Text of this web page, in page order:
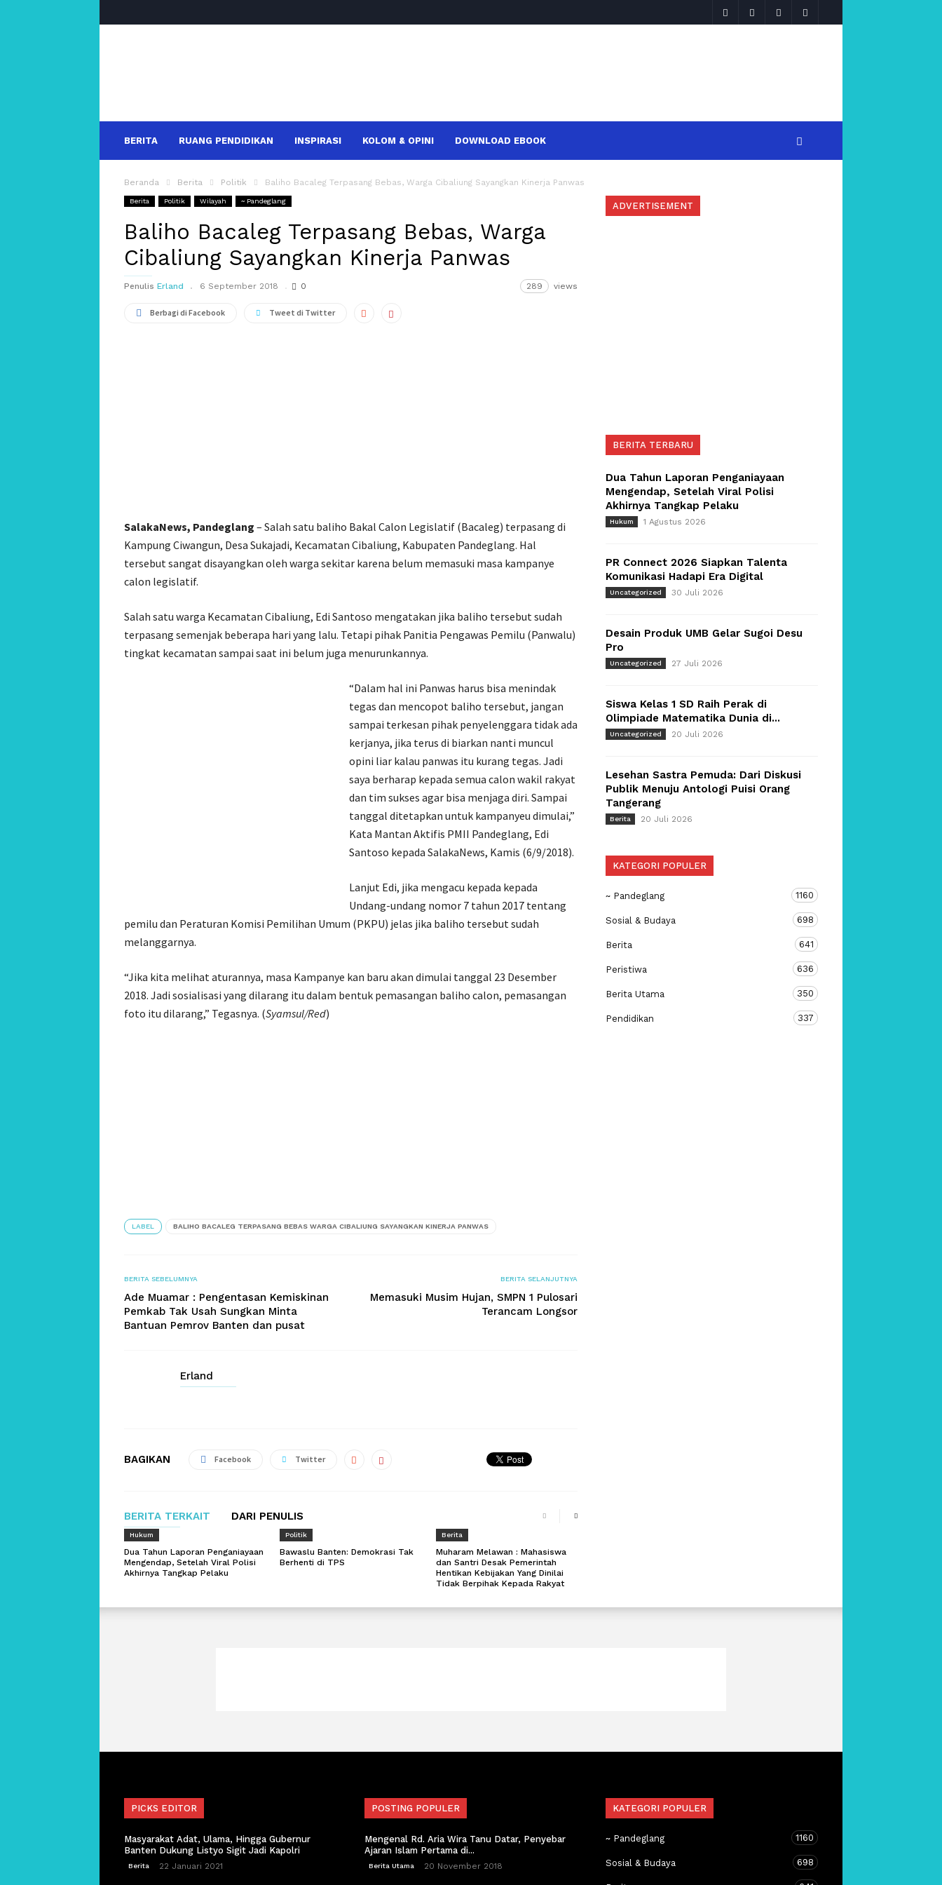
BERITA RUANG PENDIDIKAN INSPIRASI KOLOM & OPINI DOWNLOAD EBOOK
Beranda Berita Politik Baliho Bacaleg Terpasang Bebas, Warga Cibaliung Sayangkan Kinerja Panwas
Berita Politik Wilayah ~ Pandeglang
Baliho Bacaleg Terpasang Bebas, Warga
Cibaliung Sayangkan Kinerja Panwas
Penulis Erland 6 September 2018 0 289 views
Berbagi di Facebook Tweet di Twitter
SalakaNews, Pandeglang – Salah satu baliho Bakal Calon Legislatif (Bacaleg) terpasang di
Kampung Ciwangun, Desa Sukajadi, Kecamatan Cibaliung, Kabupaten Pandeglang. Hal
tersebut sangat disayangkan oleh warga sekitar karena belum memasuki masa kampanye
calon legislatif.
Salah satu warga Kecamatan Cibaliung, Edi Santoso mengatakan jika baliho tersebut sudah
terpasang semenjak beberapa hari yang lalu. Tetapi pihak Panitia Pengawas Pemilu (Panwalu)
tingkat kecamatan sampai saat ini belum juga menurunkannya.
“Dalam hal ini Panwas harus bisa menindak
tegas dan mencopot baliho tersebut, jangan
sampai terkesan pihak penyelenggara tidak ada
kerjanya, jika terus di biarkan nanti muncul
opini liar kalau panwas itu kurang tegas. Jadi
saya berharap kepada semua calon wakil rakyat
dan tim sukses agar bisa menjaga diri. Sampai
tanggal ditetapkan untuk kampanyeu dimulai,”
Kata Mantan Aktifis PMII Pandeglang, Edi
Santoso kepada SalakaNews, Kamis (6/9/2018).
Lanjut Edi, jika mengacu kepada kepada
Undang-undang nomor 7 tahun 2017 tentang
pemilu dan Peraturan Komisi Pemilihan Umum (PKPU) jelas jika baliho tersebut sudah
melanggarnya.
“Jika kita melihat aturannya, masa Kampanye kan baru akan dimulai tanggal 23 Desember
2018. Jadi sosialisasi yang dilarang itu dalam bentuk pemasangan baliho calon, pemasangan
foto itu dilarang,” Tegasnya. (Syamsul/Red)
LABEL BALIHO BACALEG TERPASANG BEBAS WARGA CIBALIUNG SAYANGKAN KINERJA PANWAS
BERITA SEBELUMNYA
Ade Muamar : Pengentasan Kemiskinan
Pemkab Tak Usah Sungkan Minta
Bantuan Pemrov Banten dan pusat
BERITA SELANJUTNYA
Memasuki Musim Hujan, SMPN 1 Pulosari
Terancam Longsor
Erland
BAGIKAN Facebook Twitter
BERITA TERKAIT DARI PENULIS
Hukum
Dua Tahun Laporan Penganiayaan
Mengendap, Setelah Viral Polisi
Akhirnya Tangkap Pelaku
Politik
Bawaslu Banten: Demokrasi Tak
Berhenti di TPS
Berita
Muharam Melawan : Mahasiswa
dan Santri Desak Pemerintah
Hentikan Kebijakan Yang Dinilai
Tidak Berpihak Kepada Rakyat
ADVERTISEMENT
BERITA TERBARU
Dua Tahun Laporan Penganiayaan
Mengendap, Setelah Viral Polisi
Akhirnya Tangkap Pelaku
Hukum 1 Agustus 2026
PR Connect 2026 Siapkan Talenta
Komunikasi Hadapi Era Digital
Uncategorized 30 Juli 2026
Desain Produk UMB Gelar Sugoi Desu
Pro
Uncategorized 27 Juli 2026
Siswa Kelas 1 SD Raih Perak di
Olimpiade Matematika Dunia di...
Uncategorized 20 Juli 2026
Lesehan Sastra Pemuda: Dari Diskusi
Publik Menuju Antologi Puisi Orang
Tangerang
Berita 20 Juli 2026
KATEGORI POPULER
~ Pandeglang 1160
Sosial & Budaya 698
Berita 641
Peristiwa 636
Berita Utama 350
Pendidikan 337
PICKS EDITOR
Masyarakat Adat, Ulama, Hingga Gubernur
Banten Dukung Listyo Sigit Jadi Kapolri
Berita 22 Januari 2021
POSTING POPULER
Mengenal Rd. Aria Wira Tanu Datar, Penyebar
Ajaran Islam Pertama di...
Berita Utama 20 November 2018
KATEGORI POPULER
~ Pandeglang 1160
Sosial & Budaya 698